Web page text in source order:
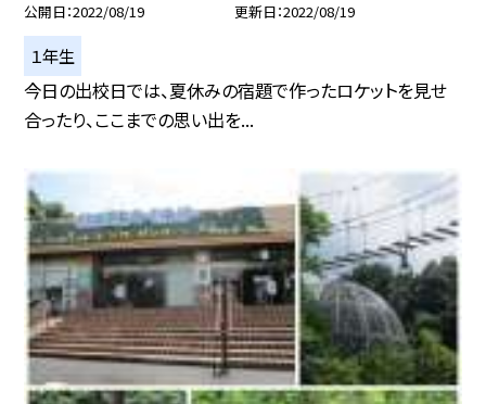
公開日 2022/08/19 更新日 2022/08/19
１年生
今日の出校日では、夏休みの宿題で作ったロケットを見せ
合ったり、ここまでの思い出を...